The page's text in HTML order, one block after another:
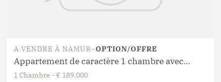
A VENDRE À NAMUR–OPTION/OFFRE
Appartement de caractère 1 chambre avec jardin privatif
1 Chambre - € 189.000